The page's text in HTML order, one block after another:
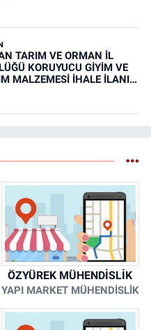
TARIM VE ORMAN İL
KORUYUCU GİYİM VE
MALZEMESİ İHALE İLANI
ÖZYÜREK MÜHENDİSLİK
YAPI MARKET MÜHENDİSLİK